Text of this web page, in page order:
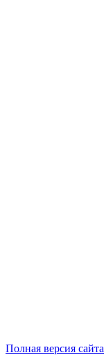
Полная версия сайта